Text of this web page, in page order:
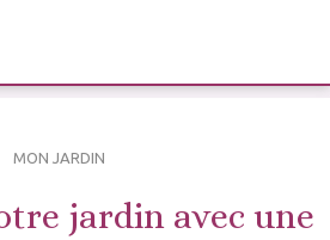
MON JARDIN
jardin avec une